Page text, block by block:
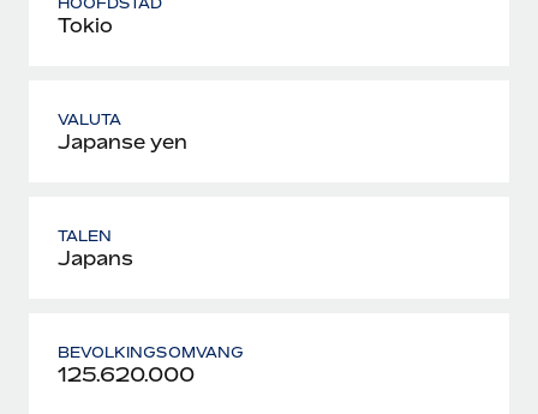
Tokio
VALUTA
Japanse yen
TALEN
Japans
BEVOLKINGSOMVANG
125.620.000